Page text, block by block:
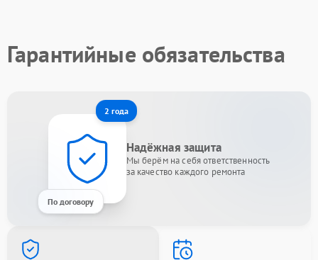
Гарантийные обязательства
2 года
По договору
Надёжная защита
Мы берём на себя ответственность
за качество каждого ремонта